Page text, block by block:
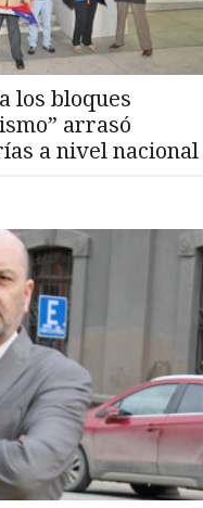
los bloques
arrasó
a nivel nacional